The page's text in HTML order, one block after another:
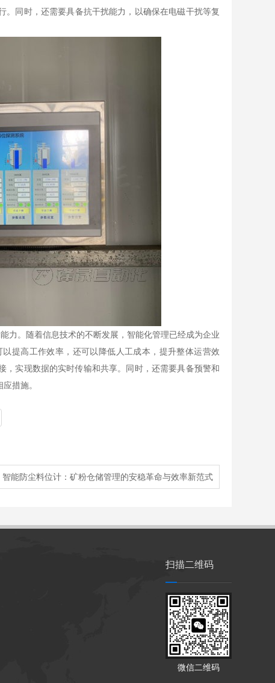
同时，还需要具备抗干扰能力，以确保在电磁干扰等复
力。随着信息技术的不断发展，智能化管理已经成为企业
提高工作效率，还可以降低人工成本，提升整体运营效
实现数据的实时传输和共享。同时，还需要具备预警和
措施。
智能防尘料位计：矿粉仓储管理的安稳革命与效率新范式
扫描二维码
微信二维码